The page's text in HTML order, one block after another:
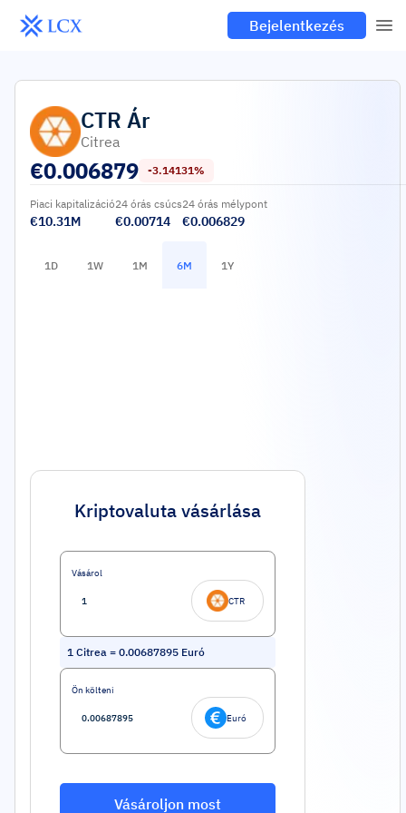
Bejelentkezés
CTR Ár
Citrea
€0.006879 -3.14131%
Piaci kapitalizáció
€10.31M
24 órás csúcs
€0.00714
24 órás mélypont
€0.006829
1D 1W 1M 6M 1Y
Kriptovaluta vásárlása
Vásárol
CTR
1 Citrea = 0.00687895 Euró
Ön költeni
Euró
Vásároljon most